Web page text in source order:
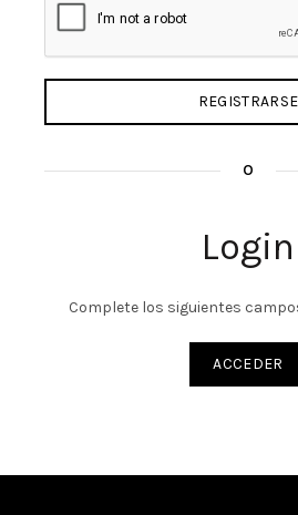
REGISTRARSE
O
Login
Complete los siguientes
ACCEDER